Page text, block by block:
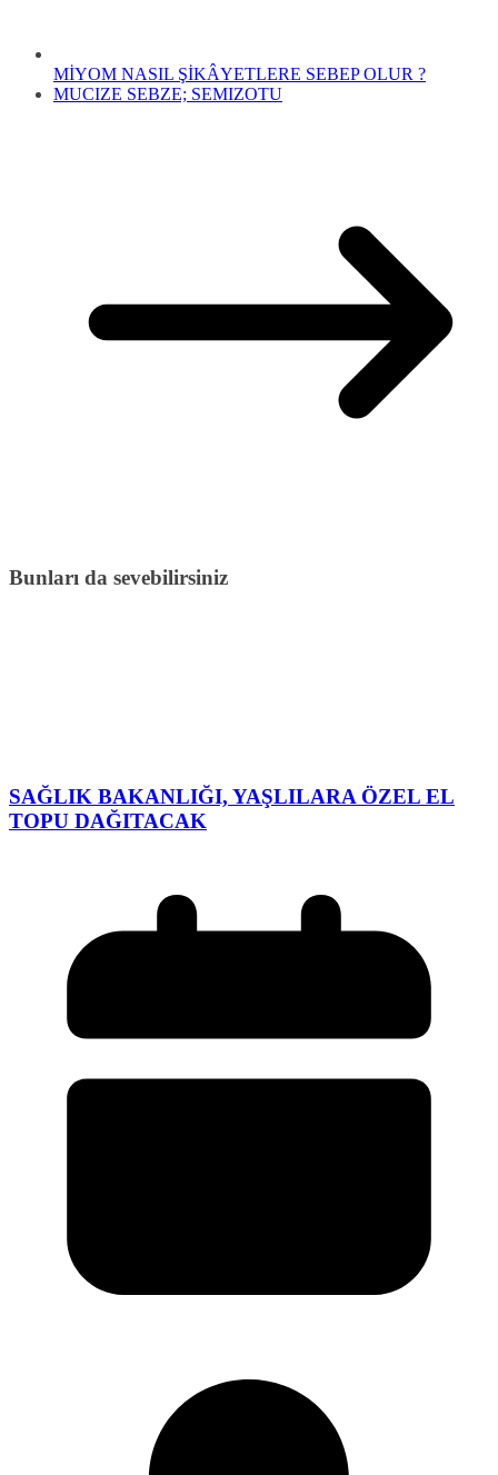
MİYOM NASIL ŞİKÂYETLERE SEBEP OLUR ?
MUCIZE SEBZE; SEMIZOTU
Bunları da sevebilirsiniz
SAĞLIK BAKANLIĞI, YAŞLILARA ÖZEL EL
TOPU DAĞITACAK